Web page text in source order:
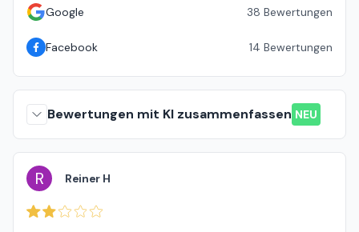
Google 38 Bewertungen
Facebook 14 Bewertungen
Bewertungen mit KI zusammenfassen NEU
R Reiner H